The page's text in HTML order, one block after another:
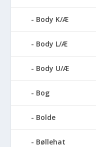
Body K/Æ
Body L/Æ
Body U/Æ
Bog
Bolde
Bøllehat